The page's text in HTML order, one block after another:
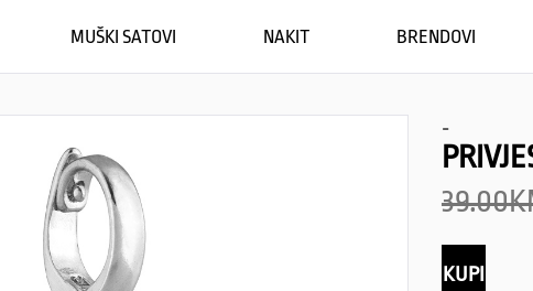
MUŠKI SATOVI NAKIT BRENDOVI
-
39.00
KUPI